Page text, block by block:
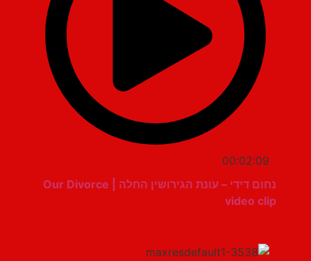
00:02:09
נחום דידי – עונת הגירושין החלה | Our Divorce
video clip